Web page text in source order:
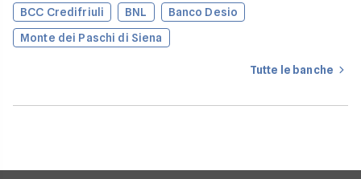
BCC Credifriuli
BNL
Banco Desio
Monte dei Paschi di Siena
Tutte le banche